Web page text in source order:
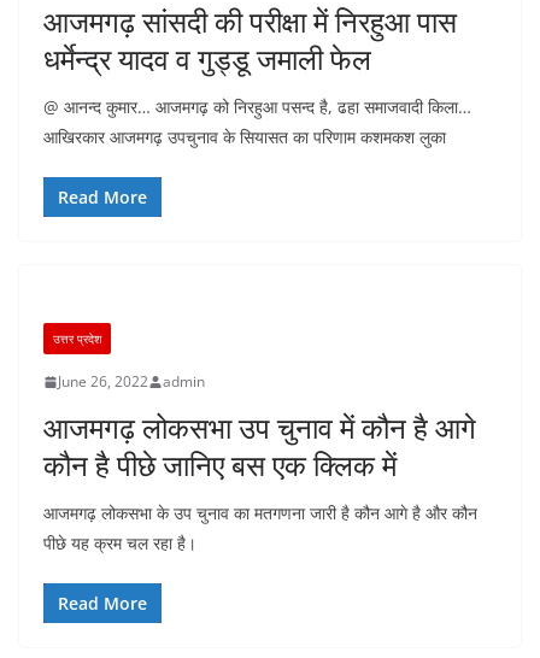
आजमगढ़ सांसदी की परीक्षा में निरहुआ पास
धर्मेन्द्र यादव व गुड्डू जमाली फेल
@ आनन्द कुमार… आजमगढ़ को निरहुआ पसन्द है, ढहा समाजवादी किला…
आखिरकार आजमगढ़ उपचुनाव के सियासत का परिणाम कशमकश लुका
Read More
उत्तर प्रदेश
June 26, 2022 admin
आजमगढ़ लोकसभा उप चुनाव में कौन है आगे
कौन है पीछे जानिए बस एक क्लिक में
आजमगढ़ लोकसभा के उप चुनाव का मतगणना जारी है कौन आगे है और कौन
पीछे यह क्रम चल रहा है।
Read More